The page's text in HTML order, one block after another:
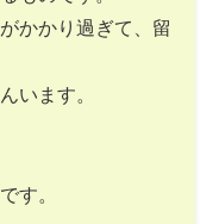
かかり過ぎて、留
います。
す。